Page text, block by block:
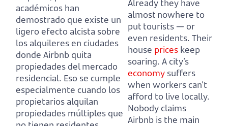
académicos han
demostrado que existe un
ligero efecto alcista sobre
los alquileres en ciudades
donde Airbnb quita
propiedades del mercado
residencial. Eso se cumple
especialmente cuando los
propietarios alquilan
propiedades múltiples que
Already they have
almost nowhere to
put tourists — or
even residents. Their
house prices keep
soaring. A city’s
economy suffers
when workers can’t
afford to live locally.
Nobody claims
Airbnb is the main